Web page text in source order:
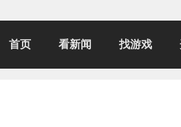
首页 看新闻 找游戏